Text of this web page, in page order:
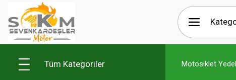
Tüm Kategoriler Motosiklet